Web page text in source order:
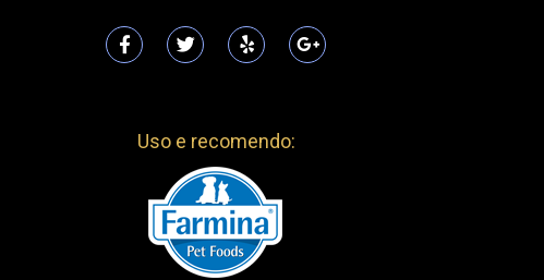
Uso e recomendo: